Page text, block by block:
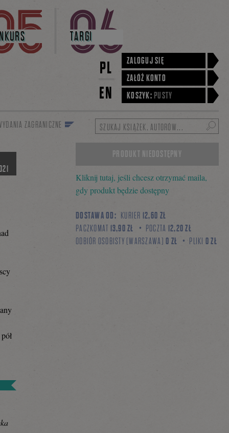
TARGI
PL
EN
ZALOGUJ SIĘ
ZAŁÓŻ KONTO
KOSZYK: PUSTY
ZAGRANICZNE
PRODUKT NIEDOSTĘPNY
Kliknij tutaj, jeśli chcesz otrzymać maila,
gdy produkt będzie dostępny
DOSTAWA OD: KURIER 12,60 ZŁ
PACZKOMAT 13,90 ZŁ POCZTA 12,20 ZŁ
ODBIÓR OSOBISTY (WARSZAWA) 0 ZŁ PLIKI 0 ZŁ
pół